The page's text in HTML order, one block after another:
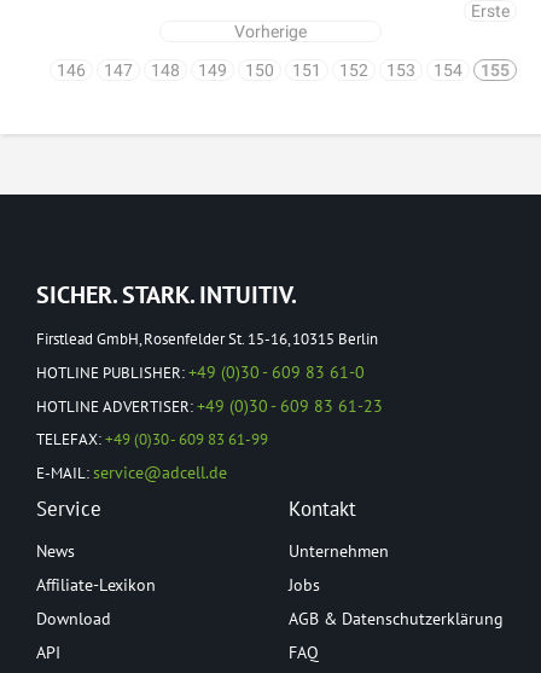
Erste
Vorherige
146
147 148 149 150 151 152 153 154 155
SICHER. STARK. INTUITIV.
Firstlead GmbH, Rosenfelder St. 15-16, 10315 Berlin
HOTLINE PUBLISHER:+49 (0)30 - 609 83 61-0
HOTLINE ADVERTISER:+49 (0)30 - 609 83 61-23
TELEFAX:+49 (0)30 - 609 83 61-99
E-MAIL:service@adcell.de
Service
News
Affiliate-Lexikon
Download
API
Kontakt
Unternehmen
Jobs
AGB & Datenschutzerklärung
FAQ